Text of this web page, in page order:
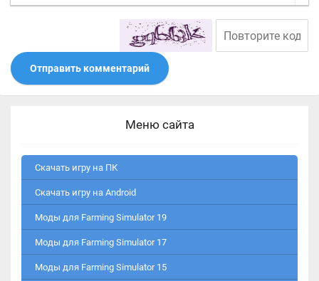
Отправить комментарий
Меню сайта
Скачать игру на ПК
Скачать игру на Android
Моды для Farming Simulator 19
Моды для Farming Simulator 17
Моды для Farming Simulator 15